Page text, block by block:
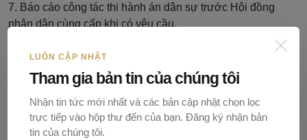
7. Báo cáo công tác thi hành án dân sự trước Hội đồng
nhân dân cùng cấp khi có yêu cầu.
Điều 15. Nhiệm vụ, quyền hạn của cơ quan thi hành án
cấp quân khu
1. Trực tiếp tổ chức thi hành bản án, quyết định theo quy
định tại Điều 35 của Luật này.
2. Tổng kết thực tiễn công tác thi hành án theo thẩm quyền;
LUÔN CẬP NHẬT
Tham gia bản tin của chúng tôi
Nhận tin tức mới nhất và các bản cập nhật chọn lọc
trực tiếp vào hộp thư đến của bạn. Đăng ký nhận bản
tin của chúng tôi.